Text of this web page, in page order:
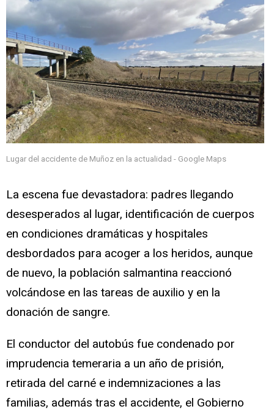
Lugar del accidente de Muñoz en la actualidad - Google Maps
La escena fue devastadora: padres llegando
desesperados al lugar, identificación de cuerpos
en condiciones dramáticas y hospitales
desbordados para acoger a los heridos, aunque
de nuevo, la población salmantina reaccionó
volcándose en las tareas de auxilio y en la
donación de sangre.
El conductor del autobús fue condenado por
imprudencia temeraria a un año de prisión,
retirada del carné e indemnizaciones a las
familias, además tras el accidente, el Gobierno